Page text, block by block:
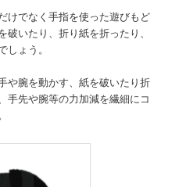
けでなく手指を使った遊びもど
破いたり、折り紙を折ったり、
ょう。
や腕を動かす、紙を破いたり折
手先や腕等の力加減を繊細にコ